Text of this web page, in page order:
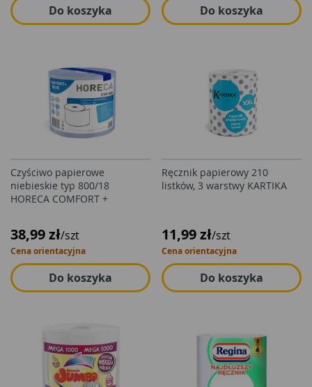
Do koszyka Do koszyka
Czyściwo papierowe
niebieskie typ 800/18
HORECA COMFORT +
38,99 zł/szt
Cena orientacyjna
Do koszyka
Ręcznik papierowy 210
listków, 3 warstwy KARTIKA
11,99 zł/szt
Cena orientacyjna
Do koszyka